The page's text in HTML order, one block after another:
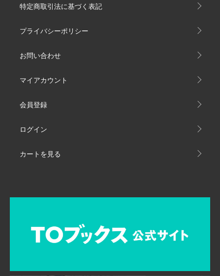
特定商取引法に基づく表記
プライバシーポリシー
お問い合わせ
マイアカウント
会員登録
ログイン
カートを見る